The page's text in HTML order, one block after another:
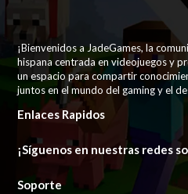
¡Bienvenidos a JadeGames, la
hispana centrada en videojuegos y
un espacio para compartir
juntos en el mundo del gaming y el
Enlaces Rapidos
¡Síguenos en nuestras redes
Soporte